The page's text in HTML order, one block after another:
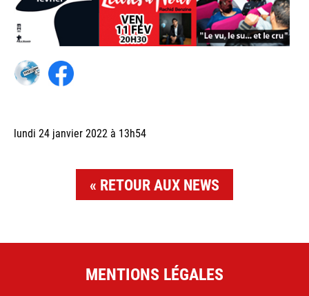
lundi 24 janvier 2022 à 13h54
RETOUR AUX NEWS
MENTIONS LÉGALES